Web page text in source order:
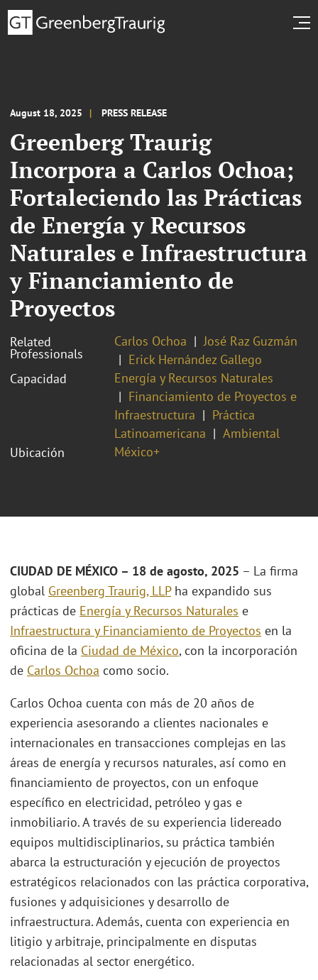
August 18, 2025 PRESS RELEASE
Greenberg Traurig
Incorpora a Carlos Ochoa;
Fortaleciendo las Prácticas
de Energía y Recursos
Naturales e Infraestructura
y Financiamiento de
Proyectos
Related
Professionals
Carlos Ochoa
José Raz Guzmán
Erick Hernández Gallego
Capacidad
Energía y Recursos Naturales
Financiamiento de Proyectos e
Infraestructura
Práctica
Latinoamericana
Ambiental
Ubicación
México+
CIUDAD DE MÉXICO – 18 de agosto, 2025 – La firma
global Greenberg Traurig, LLPha expandido sus
prácticas de Energía y Recursos Naturales e
Infraestructura y Financiamiento de Proyectos en la
oficina de la Ciudad de México, con la incorporación
de Carlos Ochoa como socio.
Carlos Ochoa cuenta con más de 20 años de
experiencia asesorando a clientes nacionales e
internacionales en transacciones complejas en las
áreas de energía y recursos naturales, así como en
financiamiento de proyectos, con un enfoque
específico en electricidad, petróleo y gas e
inmobiliario. A través de su experiencia lidereado
equipos multidisciplinarios, su práctica también
abarca la estructuración y ejecución de proyectos
estratégicos relacionados con las práctica corporativa,
fusiones y adquisiciones y desarrollo de
infraestructura. Además, cuenta con experiencia en
litigio y arbitraje, principalmente en disputas
relacionadas al sector energético.